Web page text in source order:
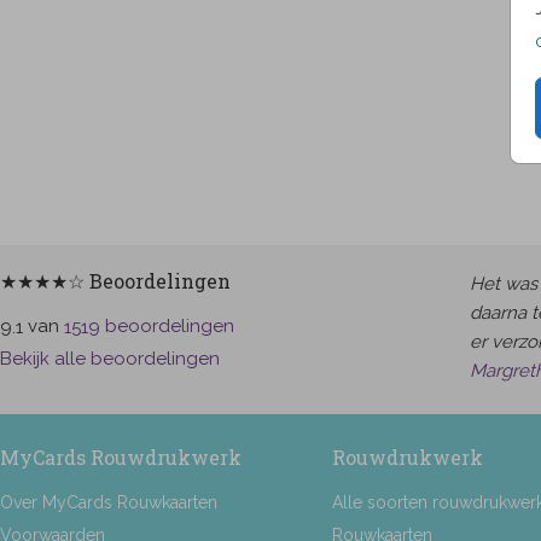
★★★★☆ Beoordelingen
9.1 van 1519 beoordelingen
Bekijk alle beoordelingen
Het
daarna
er
MyCards Rouwdrukwerk
Over MyCards Rouwkaarten
Voorwaarden
Rouwdrukwerk
Alle soorten
Rouwkaarten